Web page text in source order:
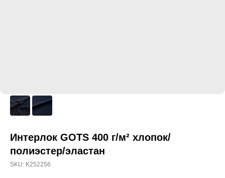
Интерлок GOTS 400 г/м² хлопок/
полиэстер/эластан
SKU: K252256